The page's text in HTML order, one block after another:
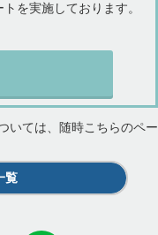
を実施しております。
いては、随時こちらのペー
覧